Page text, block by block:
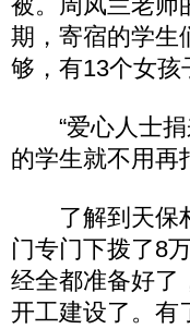
期，寄宿的学生
够，有13个女
“爱心人士捐
的学生就不用再
了解到天保村
门专门下拨了8
经全都准备好了
开工建设了。有